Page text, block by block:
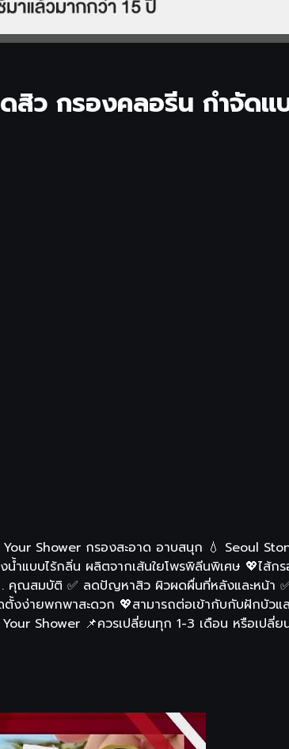
ว กรองคลอรีน กำจัดแ
Shower กรองสะอาด อาบสนุก 💧 Seoul
แบบไร้กลิ่น ผลิตจากเส้นใยโพรพิลีนพิเศษ 💖ไส้
คุณสมบัติ ✅ ลดปัญหาสิว ผิวผดผื่นที่หลังและหน้า
ง่ายพกพาสะดวก 💖สามารถต่อเข้ากับกับฝักบัวแ
Shower 📌ควรเปลี่ยนทุก 1-3 เดือน หรือเ